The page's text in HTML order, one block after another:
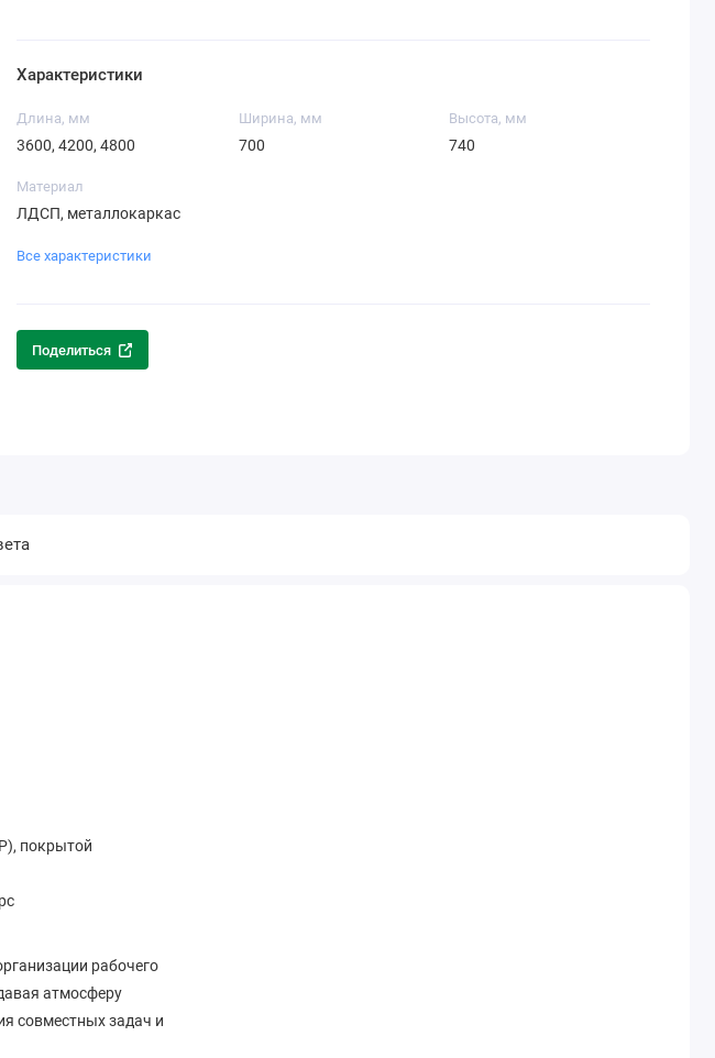
Характеристики
Длина, мм
3600, 4200, 4800
Ширина, мм
700
Высота, мм
740
Материал
ЛДСП, металлокаркас
Все характеристики
Поделиться
покрытой
рабочего
атмосферу
совместных задач и